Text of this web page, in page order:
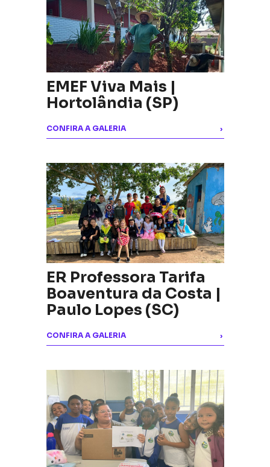
EMEF Viva Mais |
Hortolândia (SP)
CONFIRA A GALERIA ›
ER Professora Tarifa
Boaventura da Costa |
Paulo Lopes (SC)
CONFIRA A GALERIA ›